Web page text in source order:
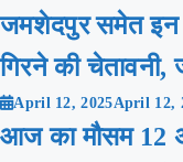
जमशेदपुर समेत इन
गिरने की
April 12, 2025April 12,
आज का मौसम 12